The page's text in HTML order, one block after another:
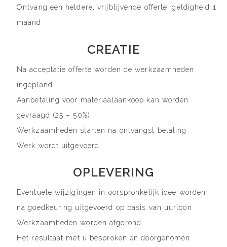
Ontvang een heldere, vrijblijvende offerte, geldigheid 1
maand
CREATIE
Na acceptatie offerte worden de werkzaamheden
ingepland
Aanbetaling voor materiaalaankoop kan worden
gevraagd (25 – 50%)
Werkzaamheden starten na ontvangst betaling
Werk wordt uitgevoerd.
OPLEVERING
Eventuele wijzigingen in oorspronkelijk idee worden
na goedkeuring uitgevoerd op basis van uurloon
Werkzaamheden worden afgerond
Het resultaat met u besproken en doorgenomen